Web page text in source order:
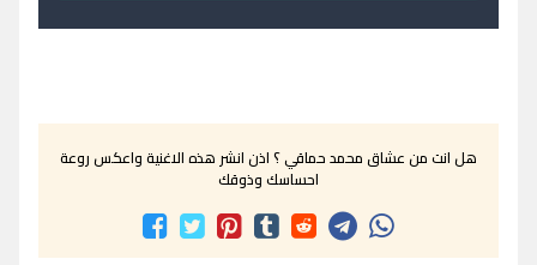
هل انت من عشاق محمد حماقي ؟ اذن انشر هذه الاغنية واعكس روعة
احساسك وذوقك